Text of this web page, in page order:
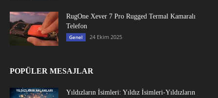
RugOne Xever 7 Pro Rugged Termal Kamaralı
Telefon
Genel 24 Ekim 2025
POPÜLER MESAJLAR
Yıldızların İsimleri: Yıldız İsimleri-Yıldızların